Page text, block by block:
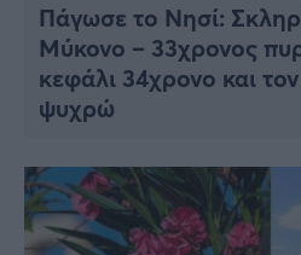
Πάγωσε το Νησί:
Μύκονο – 33χρονος
κεφάλι 34χρονο και
ψυχρώ